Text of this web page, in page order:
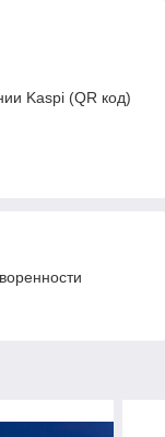
Kaspi (QR код)